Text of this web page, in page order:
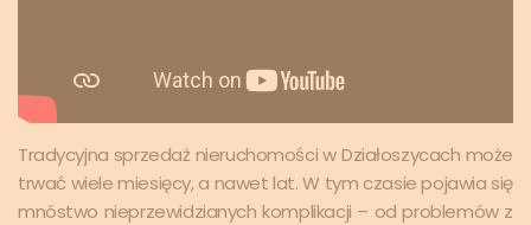
Tradycyjna sprzedaż nieruchomości w Działoszycach może
trwać wiele miesięcy, a nawet lat. W tym czasie pojawia się
mnóstwo nieprzewidzianych komplikacji – od problemów z